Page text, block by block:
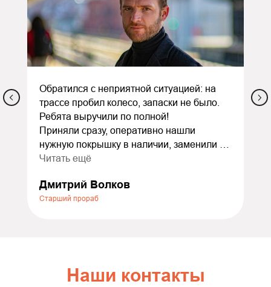
Обратился с неприятной ситуацией: на
трассе пробил колесо, запаски не было.
Ребята выручили по полной!
Приняли сразу, оперативно нашли
нужную покрышку в наличии, заменили и
сделали балансировку. Всё заняло
экстренному случаю — очень приятно.
Порадовало отношение: не стали
Читать ещё
Дмитрий Волков
Старший прораб
Наши контакты